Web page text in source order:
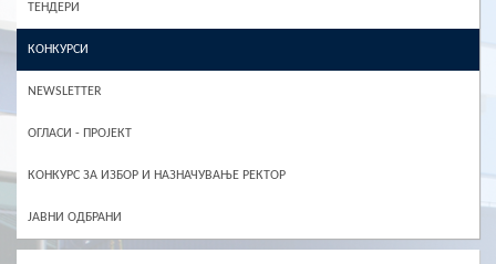
ТЕНДЕРИ
КОНКУРСИ
NEWSLETTER
ОГЛАСИ - ПРОЈЕКТ
КОНКУРС ЗА ИЗБОР И НАЗНАЧУВАЊЕ РЕКТОР
ЈАВНИ ОДБРАНИ